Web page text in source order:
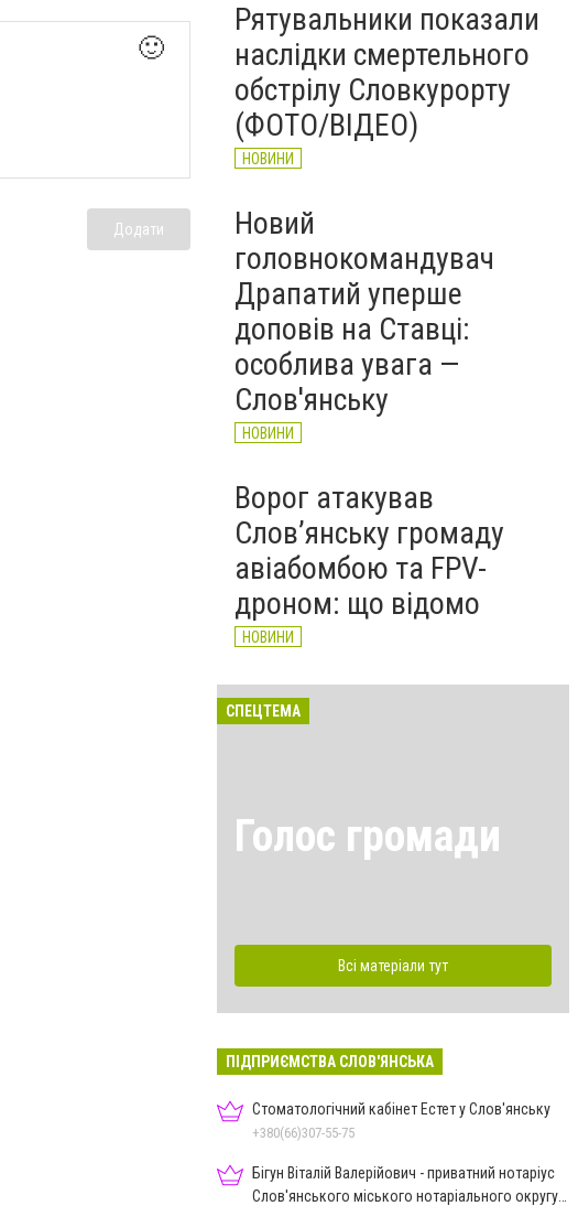
🙂
Додати
Рятувальники показали
наслідки смертельного
обстрілу Словкурорту
(ФОТО/ВІДЕО)
НОВИНИ
Новий
головнокомандувач
Драпатий уперше
доповів на Ставці:
особлива увага —
Слов'янську
НОВИНИ
Ворог атакував
Слов’янську громаду
авіабомбою та FPV-
дроном: що відомо
НОВИНИ
СПЕЦТЕМА
Голос громади
Всі матеріали тут
ПІДПРИЄМСТВА СЛОВ'ЯНСЬКА
Стоматологічний кабінет Естет у Слов'янську
+380(66)307-55-75
Бігун Віталій Валерійович - приватний нотаріус
Слов'янського міського нотаріального округу